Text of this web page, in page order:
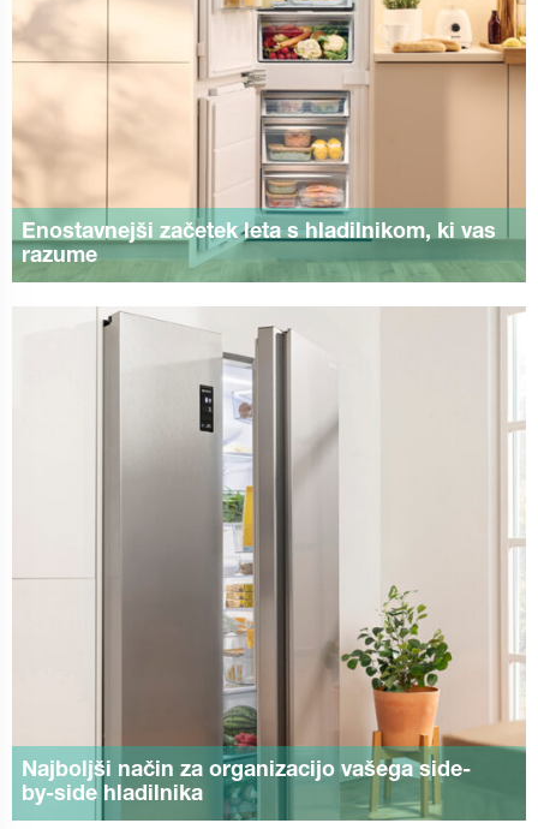
Enostavnejši začetek leta s hladilnikom, ki vas
razume
Najboljši način za organizacijo vašega side-
by-side hladilnika